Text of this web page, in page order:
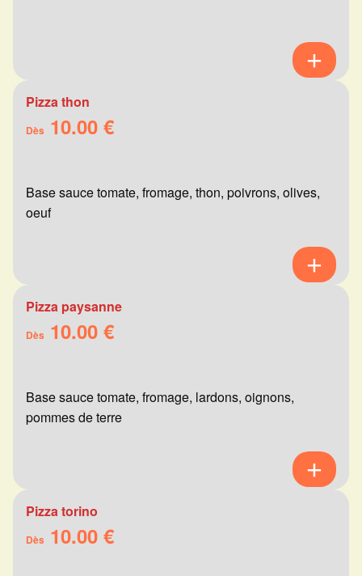
Pizza thon
Dès 10.00 €
Base sauce tomate, fromage, thon, poivrons, olives,
oeuf
Pizza paysanne
Dès 10.00 €
Base sauce tomate, fromage, lardons, oignons,
pommes de terre
Pizza torino
Dès 10.00 €